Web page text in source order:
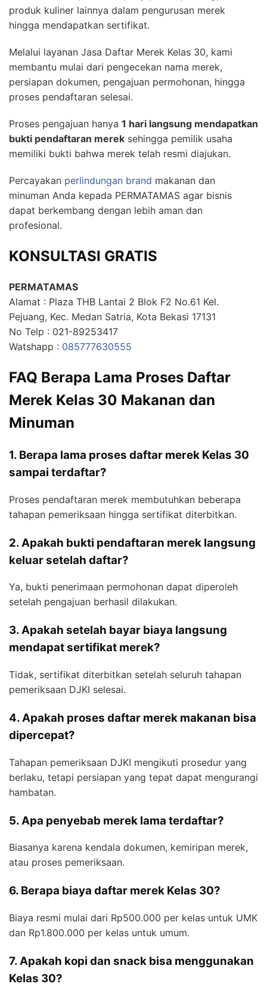
produk kuliner lainnya dalam pengurusan merek
hingga mendapatkan sertifikat.
Melalui layanan Jasa Daftar Merek Kelas 30, kami
membantu mulai dari pengecekan nama merek,
persiapan dokumen, pengajuan permohonan, hingga
proses pendaftaran selesai.
Proses pengajuan hanya 1 hari langsung mendapatkan
bukti pendaftaran merek sehingga pemilik usaha
memiliki bukti bahwa merek telah resmi diajukan.
Percayakan perlindungan brand makanan dan
minuman Anda kepada PERMATAMAS agar bisnis
dapat berkembang dengan lebih aman dan
profesional.
KONSULTASI GRATIS
PERMATAMAS
Alamat : Plaza THB Lantai 2 Blok F2 No.61 Kel.
Pejuang, Kec. Medan Satria, Kota Bekasi 17131
No Telp : 021-89253417
Watshapp : 085777630555
FAQ Berapa Lama Proses Daftar
Merek Kelas 30 Makanan dan
Minuman
1. Berapa lama proses daftar merek Kelas 30
sampai terdaftar?
Proses pendaftaran merek membutuhkan beberapa
tahapan pemeriksaan hingga sertifikat diterbitkan.
2. Apakah bukti pendaftaran merek langsung
keluar setelah daftar?
Ya, bukti penerimaan permohonan dapat diperoleh
setelah pengajuan berhasil dilakukan.
3. Apakah setelah bayar biaya langsung
mendapat sertifikat merek?
Tidak, sertifikat diterbitkan setelah seluruh tahapan
pemeriksaan DJKI selesai.
4. Apakah proses daftar merek makanan bisa
dipercepat?
Tahapan pemeriksaan DJKI mengikuti prosedur yang
berlaku, tetapi persiapan yang tepat dapat mengurangi
hambatan.
5. Apa penyebab merek lama terdaftar?
Biasanya karena kendala dokumen, kemiripan merek,
atau proses pemeriksaan.
6. Berapa biaya daftar merek Kelas 30?
Biaya resmi mulai dari Rp500.000 per kelas untuk UMK
dan Rp1.800.000 per kelas untuk umum.
7. Apakah kopi dan snack bisa menggunakan
Kelas 30?